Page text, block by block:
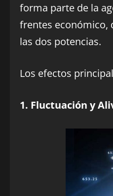
forma parte de la
frentes económico,
las dos potencias.
Los efectos
1. Fluctuación y